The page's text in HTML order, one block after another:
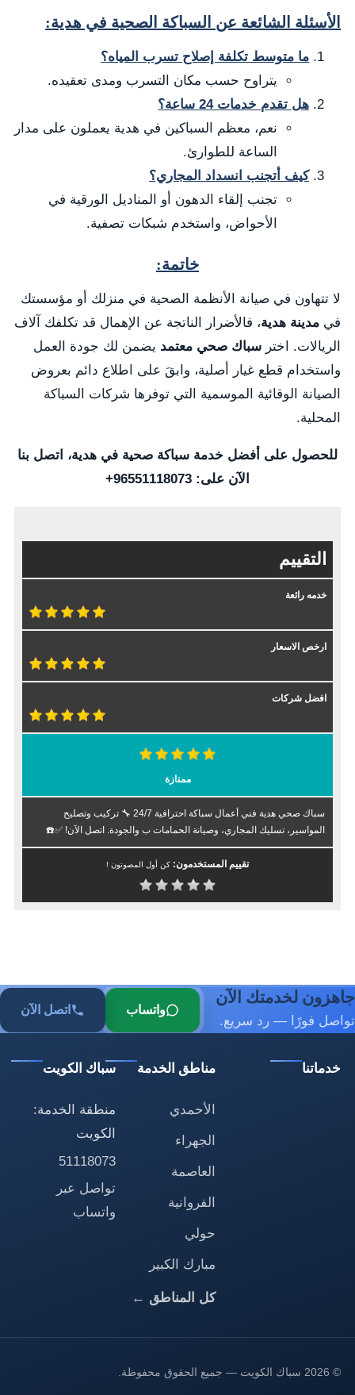
الأسئلة الشائعة عن السباكة الصحية في هدية:
ما متوسط تكلفة إصلاح تسرب المياه؟
يتراوح حسب مكان التسرب ومدى تعقيده.
هل تقدم خدمات 24 ساعة؟
نعم، معظم السباكين في هدية يعملون على مدار
الساعة للطوارئ.
كيف أتجنب انسداد المجاري؟
تجنب إلقاء الدهون أو المناديل الورقية في
الأحواض، واستخدم شبكات تصفية.
خاتمة:
لا تتهاون في صيانة الأنظمة الصحية في منزلك أو مؤسستك
في مدينة هدية، فالأضرار الناتجة عن الإهمال قد تكلفك آلاف
الريالات. اختر سباك صحي معتمد يضمن لك جودة العمل
واستخدام قطع غيار أصلية، وابقَ على اطلاع دائم بعروض
الصيانة الوقائية الموسمية التي توفرها شركات السباكة
المحلية.
للحصول على أفضل خدمة سباكة صحية في هدية، اتصل بنا
الآن على: 96551118073+
التقييم
خدمه رائعة
ارخص الاسعار
افضل شركات
ممتازة
سباك صحي هدية فني أعمال سباكة احترافية 24/7 🔧 تركيب وتصليح
المواسير، تسليك المجاري، وصيانة الحمامات ب والجودة. اتصل الآن! ✅☎️
تقييم المستخدمون: كن أول المصوتون !
جاهزون لخدمتك الآن
تواصل فورًا — رد سريع.
واتساب اتصل الآن
خدماتنا مناطق الخدمة
الأحمدي
الجهراء
العاصمة
الفروانية
حولي
مبارك الكبير
كل المناطق ←
سباك الكويت
منطقة الخدمة:
الكويت
51118073
تواصل عبر
واتساب
© 2026 سباك الكويت — جميع الحقوق محفوظة.